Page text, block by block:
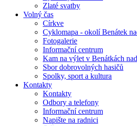
Zlaté svatby
Volný čas
Církve
Cyklomapa - okolí Benátek
Fotogalerie
Informační centrum
Kam na výlet v Benátkách
Sbor dobrovolných hasičů
Spolky, sport a kultura
Kontakty
Kontakty
Odbory a telefony
Informační centrum
Napište na radnici